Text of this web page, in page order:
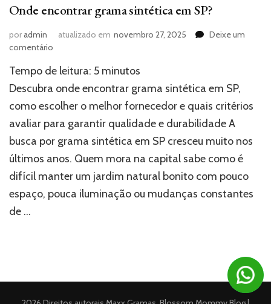
Onde encontrar grama sintética em SP?
poradmin atualizado em novembro 27, 2025
Deixe um
comentário
encontrar
grama
em
SP?
Tempo de leitura: 5 minutos
Descubra onde encontrar grama sintética em SP,
como escolher o melhor fornecedor e quais critérios
avaliar para garantir qualidade e durabilidade A
busca por grama sintética em SP cresceu muito nos
últimos anos. Quem mora na capital sabe como é
difícil manter um jardim natural bonito com pouco
espaço, pouca iluminação ou mudanças constantes
de …